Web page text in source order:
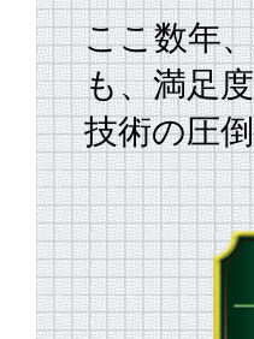
ここ数年
も、満足
技術の圧